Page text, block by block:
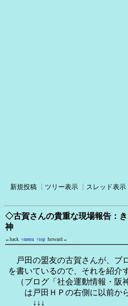
新規投稿 ツリー表示 スレッド表示
◇古賀さんの貴重な現場報告：
神
←back ↑menu ↑top forward→
戸田の盟友の古賀さんが、ブ
を書いているので、それを紹介
（ブログ「社会運動情報・阪神
は戸田ＨＰの右側に以前から
↓↓↓